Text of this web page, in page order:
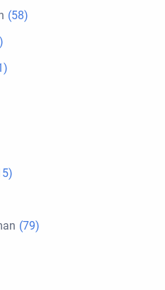
(58)
(79)